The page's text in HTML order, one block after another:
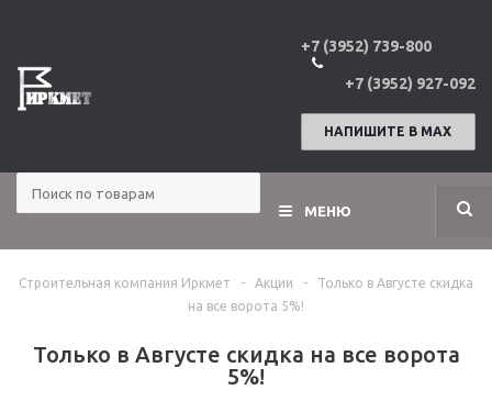
+7 (3952) 739-800
+7 (3952) 927-092
НАПИШИТЕ В МАХ
МЕНЮ
Строительная компания Иркмет - Акции -
Только в Августе скидка
на все ворота 5%!
Только в Августе скидка на все ворота
5%!